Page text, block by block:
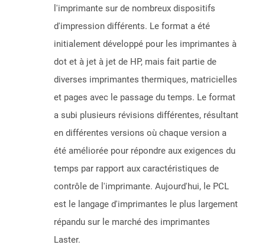
l'imprimante sur de nombreux dispositifs
d'impression différents. Le format a été
initialement développé pour les imprimantes à
dot et à jet à jet de HP, mais fait partie de
diverses imprimantes thermiques, matricielles
et pages avec le passage du temps. Le format
a subi plusieurs révisions différentes, résultant
en différentes versions où chaque version a
été améliorée pour répondre aux exigences du
temps par rapport aux caractéristiques de
contrôle de l'imprimante. Aujourd'hui, le PCL
est le langage d'imprimantes le plus largement
répandu sur le marché des imprimantes
Laster.